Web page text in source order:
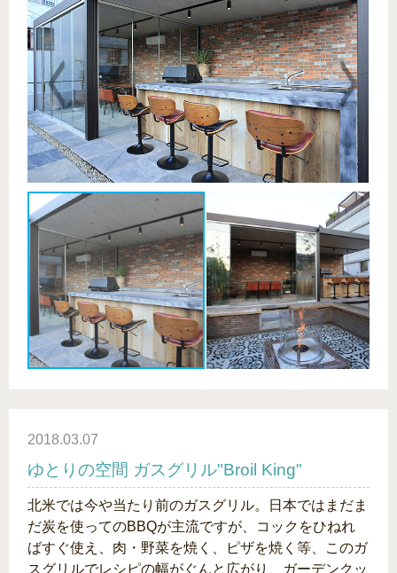
2018.03.07
ゆとりの空間 ガスグリル"Broil King"
北米では今や当たり前のガスグリル。日本ではまだま
だ炭を使ってのBBQが主流ですが、コックをひねれ
ばすぐ使え、肉・野菜を焼く、ピザを焼く等、このガ
スグリルでレシピの幅がぐんと広がり、ガーデンクッ